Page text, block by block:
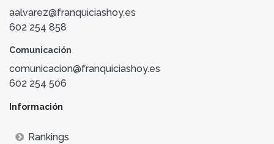
aalvarez@franquiciashoy.es
602 254 858
Comunicación
comunicacion@franquiciashoy.es
602 254 506
Información
Rankings